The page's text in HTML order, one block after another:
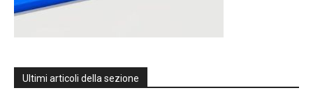
Ultimi articoli della sezione